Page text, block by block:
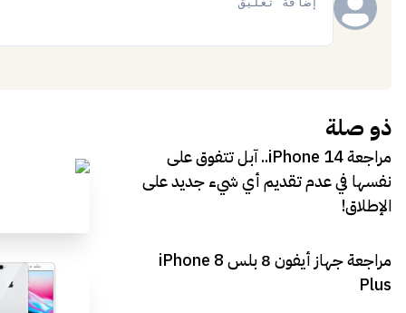
ذو صلة
مراجعة iPhone 14.. آبل تتفوق على
نفسها في عدم تقديم أي شيء جديد على
الإطلاق!
مراجعة جهاز أيفون 8 بلس iPhone 8
Plus